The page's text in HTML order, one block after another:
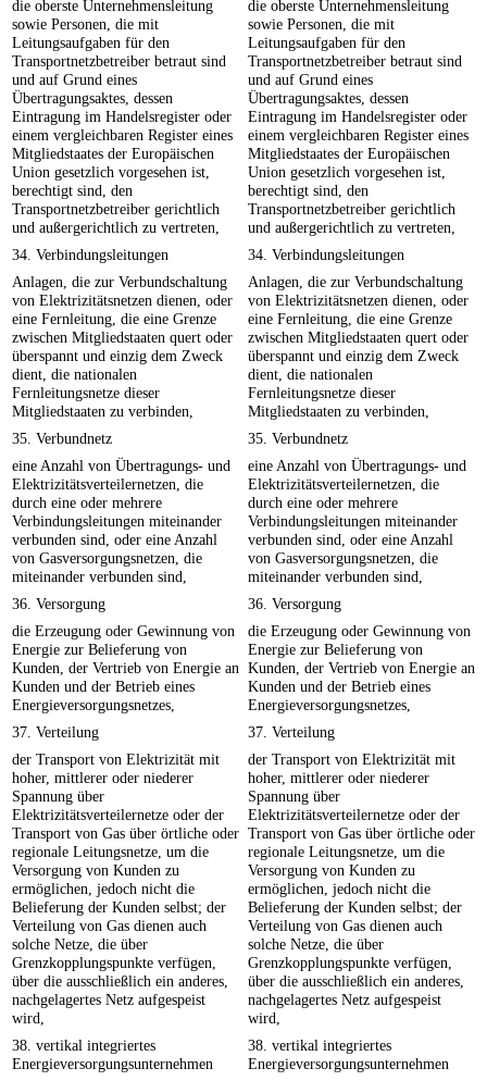
die oberste Unternehmensleitung
sowie Personen, die mit
Leitungsaufgaben für den
Transportnetzbetreiber betraut sind
und auf Grund eines
Übertragungsaktes, dessen
Eintragung im Handelsregister oder
einem vergleichbaren Register eines
Mitgliedstaates der Europäischen
Union gesetzlich vorgesehen ist,
berechtigt sind, den
Transportnetzbetreiber gerichtlich
und außergerichtlich zu vertreten,
die oberste Unternehmensleitung
sowie Personen, die mit
Leitungsaufgaben für den
Transportnetzbetreiber betraut sind
und auf Grund eines
Übertragungsaktes, dessen
Eintragung im Handelsregister oder
einem vergleichbaren Register eines
Mitgliedstaates der Europäischen
Union gesetzlich vorgesehen ist,
berechtigt sind, den
Transportnetzbetreiber gerichtlich
und außergerichtlich zu vertreten,
34. Verbindungsleitungen
34. Verbindungsleitungen
Anlagen, die zur Verbundschaltung
von Elektrizitätsnetzen dienen, oder
eine Fernleitung, die eine Grenze
zwischen Mitgliedstaaten quert oder
überspannt und einzig dem Zweck
dient, die nationalen
Fernleitungsnetze dieser
Mitgliedstaaten zu verbinden,
Anlagen, die zur Verbundschaltung
von Elektrizitätsnetzen dienen, oder
eine Fernleitung, die eine Grenze
zwischen Mitgliedstaaten quert oder
überspannt und einzig dem Zweck
dient, die nationalen
Fernleitungsnetze dieser
Mitgliedstaaten zu verbinden,
35. Verbundnetz
35. Verbundnetz
eine Anzahl von Übertragungs- und
Elektrizitätsverteilernetzen, die
durch eine oder mehrere
Verbindungsleitungen miteinander
verbunden sind, oder eine Anzahl
von Gasversorgungsnetzen, die
miteinander verbunden sind,
eine Anzahl von Übertragungs- und
Elektrizitätsverteilernetzen, die
durch eine oder mehrere
Verbindungsleitungen miteinander
verbunden sind, oder eine Anzahl
von Gasversorgungsnetzen, die
miteinander verbunden sind,
36. Versorgung
36. Versorgung
die Erzeugung oder Gewinnung von
Energie zur Belieferung von
Kunden, der Vertrieb von Energie an
Kunden und der Betrieb eines
Energieversorgungsnetzes,
die Erzeugung oder Gewinnung von
Energie zur Belieferung von
Kunden, der Vertrieb von Energie an
Kunden und der Betrieb eines
Energieversorgungsnetzes,
37. Verteilung
37. Verteilung
der Transport von Elektrizität mit
hoher, mittlerer oder niederer
Spannung über
Elektrizitätsverteilernetze oder der
Transport von Gas über örtliche oder
regionale Leitungsnetze, um die
Versorgung von Kunden zu
ermöglichen, jedoch nicht die
Belieferung der Kunden selbst; der
Verteilung von Gas dienen auch
solche Netze, die über
Grenzkopplungspunkte verfügen,
über die ausschließlich ein anderes,
nachgelagertes Netz aufgespeist
wird,
der Transport von Elektrizität mit
hoher, mittlerer oder niederer
Spannung über
Elektrizitätsverteilernetze oder der
Transport von Gas über örtliche oder
regionale Leitungsnetze, um die
Versorgung von Kunden zu
ermöglichen, jedoch nicht die
Belieferung der Kunden selbst; der
Verteilung von Gas dienen auch
solche Netze, die über
Grenzkopplungspunkte verfügen,
über die ausschließlich ein anderes,
nachgelagertes Netz aufgespeist
wird,
38. vertikal integriertes
Energieversorgungsunternehmen
38. vertikal integriertes
Energieversorgungsunternehmen